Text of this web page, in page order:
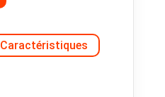
Caractéristiques